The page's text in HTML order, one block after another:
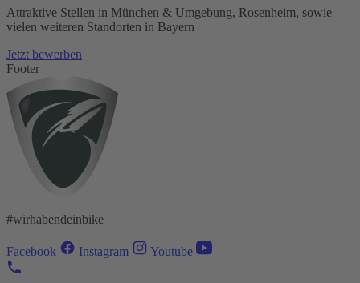
Attraktive Stellen in München & Umgebung, Rosenheim, sowie
vielen weiteren Standorten in Bayern
Jetzt bewerben
Footer
#wirhabendeinbike
Facebook Instagram Youtube